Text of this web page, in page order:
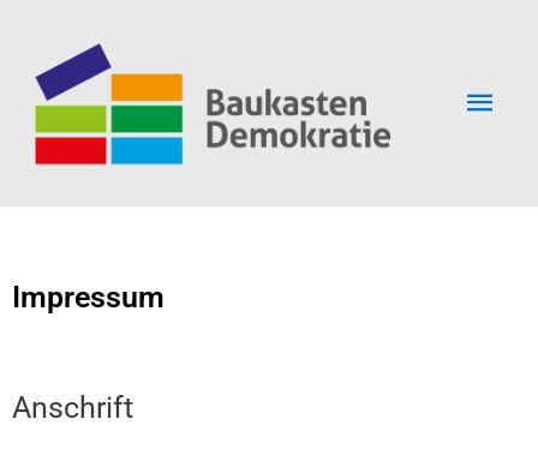
springen
Impressum
Anschrift